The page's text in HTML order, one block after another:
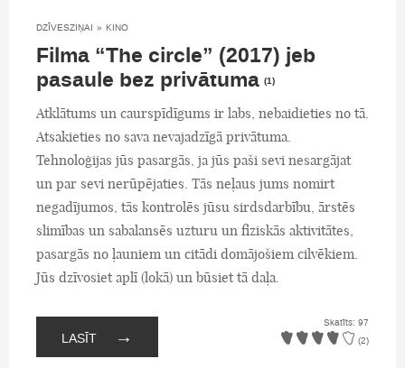
DZĪVESZIŅAI » KINO
Filma “The circle” (2017) jeb
pasaule bez privātuma (1)
Atklātums un caurspīdīgums ir labs, nebaidieties no tā.
Atsakieties no sava nevajadzīgā privātuma.
Tehnoloģijas jūs pasargās, ja jūs paši sevi nesargājat
un par sevi nerūpējaties. Tās neļaus jums nomirt
negadījumos, tās kontrolēs jūsu sirdsdarbību, ārstēs
slimības un sabalansēs uzturu un fiziskās aktivitātes,
pasargās no ļauniem un citādi domājošiem cilvēkiem.
Jūs dzīvosiet aplī (lokā) un būsiet tā daļa.
LASĪT →
Skatīts: 97
(2)